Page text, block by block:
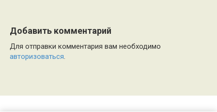
Добавить комментарий
Для отправки комментария вам необходимо
авторизоваться.